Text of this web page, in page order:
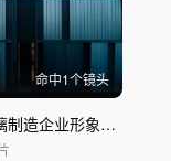
命中1个镜头
意大利玻璃制造企业形象创意宣传片